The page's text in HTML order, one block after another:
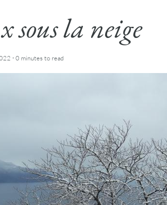
sous la neige
· 0 minutes to read